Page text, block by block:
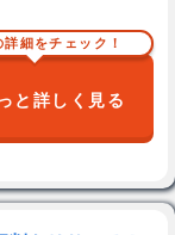
詳細をチェック！
と詳しく見る